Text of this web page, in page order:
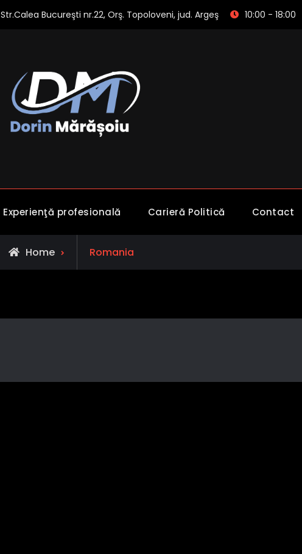
Str.Calea Bucureşti nr.22, Orş. Topoloveni, jud. Argeş 10:00 - 18:00
Experienţă profesională Carieră Politică Contact
Home
Posts
tagged
Romania